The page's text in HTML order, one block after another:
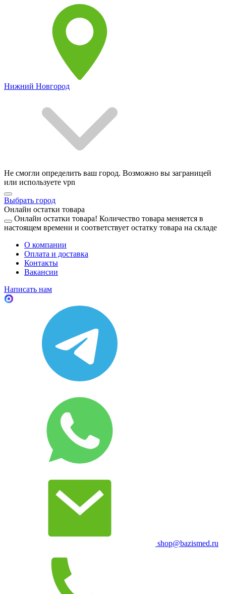
Нижний Новгород
Не смогли определить ваш город. Возможно вы заграницей
или используете vpn
Выбрать город
Онлайн остатки товара
Онлайн остатки товара! Количество товара меняется в
настоящем времени и соответствует остатку товара на складе
О компании
Оплата и доставка
Контакты
Вакансии
Написать нам
shop@bazismed.ru